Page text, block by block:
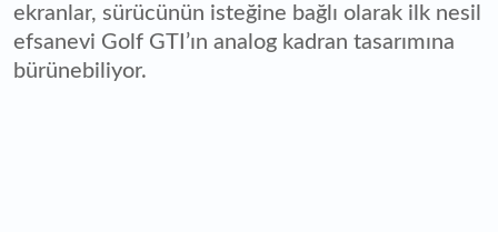
ekranlar, sürücünün isteğine bağlı olarak ilk nesil
efsanevi Golf GTI’ın analog kadran tasarımına
bürünebiliyor.